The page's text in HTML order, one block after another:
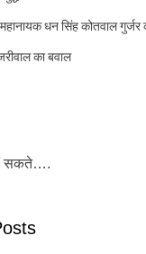
धन सिंह कोतवाल गुर्जर
का बवाल
सकते….